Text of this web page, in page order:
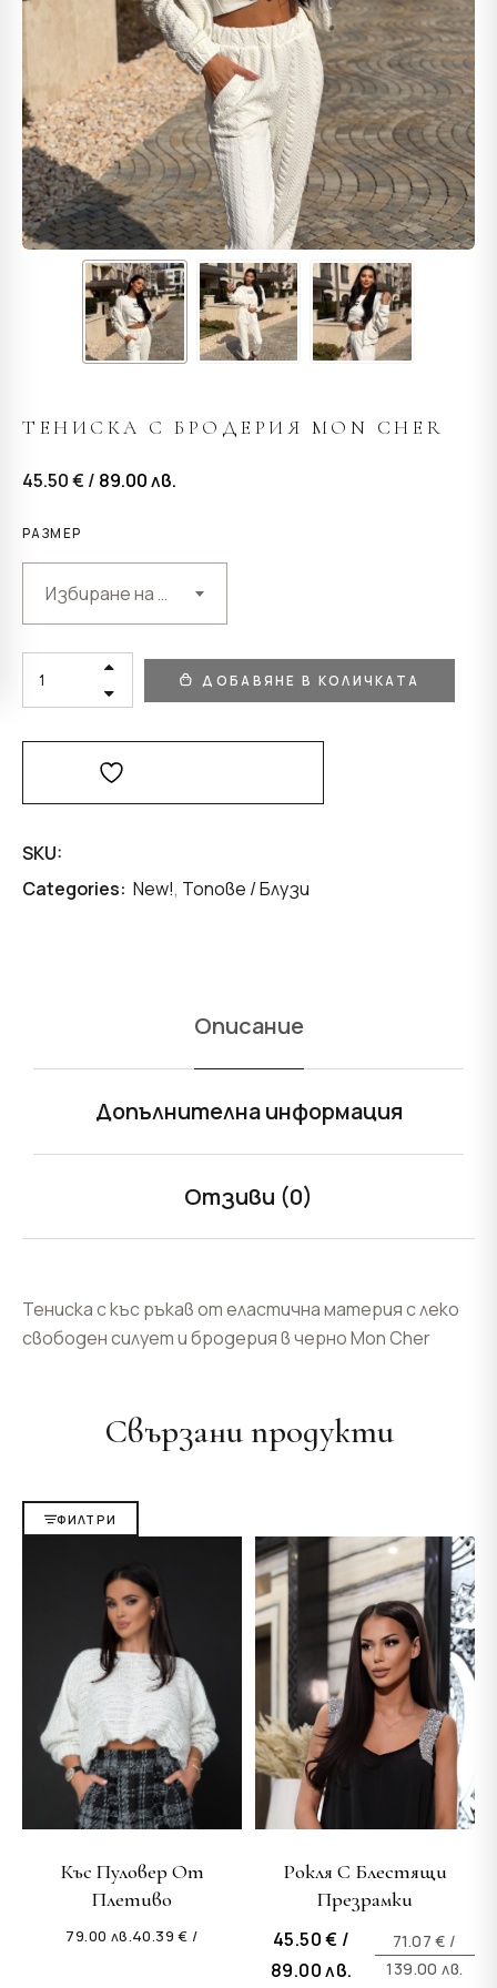
ТЕНИСКА С БРОДЕРИЯ MON CHER
45.50 € / 89.00лв.
РАЗМЕР
Избиране на възможност
CHER
QUANTITY
ДОБАВЯНЕ В КОЛИЧКАТА
SKU:
Categories: New!, Топове / Блузи
Описание
Допълнителна информация
Отзиви (0)
Тениска с къс ръкав от еластична материя с леко
свободен силует и бродерия в черно Mon Cher
Свързани продукти
ФИЛТРИ
Къс Пуловер От
Плетиво
40.39 € /
79.00 лв.
Рокля С Блестящи
Презрамки
71.07 € /
139.00лв.
Original
45.50 € /
89.00лв.
Текущата